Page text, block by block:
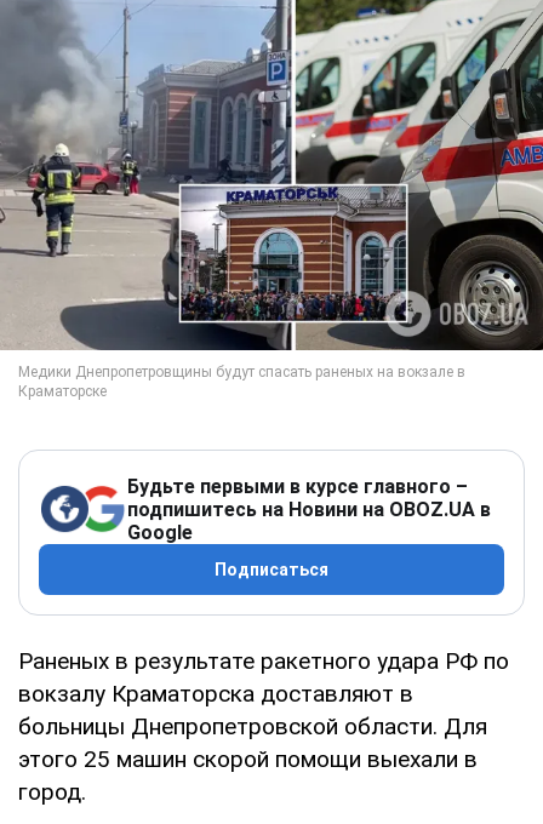
Будьте первыми в курсе главного –
подпишитесь на Новини на OBOZ.UA в
Google
Подписаться
Раненых в результате ракетного удара РФ по
вокзалу Краматорска доставляют в
больницы Днепропетровской области. Для
этого 25 машин скорой помощи выехали в
город.